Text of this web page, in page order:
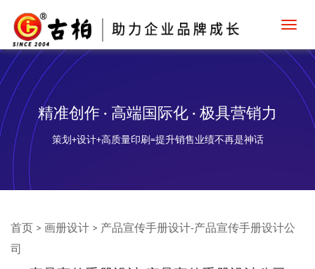
精准创作 · 高端国际化 · 极具营销力
策划+设计+高质量印刷=提升销售业绩不再是神话
首页 > 画册设计 > 产品宣传手册设计-产品宣传手册设计公
司